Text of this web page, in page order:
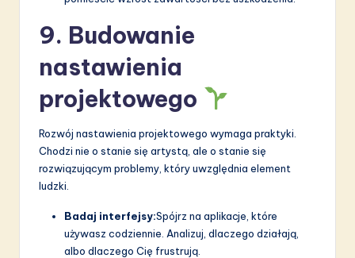
9. Budowanie
nastawienia
projektowego
Rozwój nastawienia projektowego wymaga praktyki.
Chodzi nie o stanie się artystą, ale o stanie się
rozwiązującym problemy, który uwzględnia element
ludzki.
Badaj interfejsy:Spójrz na aplikacje, które
używasz codziennie. Analizuj, dlaczego działają,
albo dlaczego Cię frustrują.